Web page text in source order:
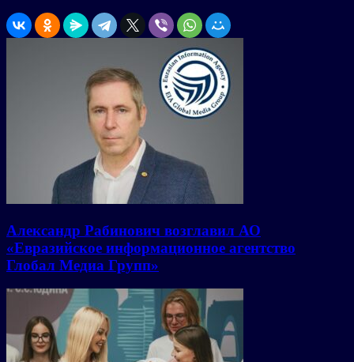
Александр Рабинович возглавил АО
«Евразийское информационное агентство
Глобал Медиа Групп»